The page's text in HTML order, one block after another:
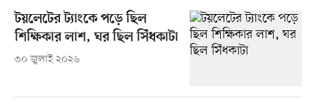
টয়লেটের ট্যাংকে পড়ে ছিল
শিক্ষিকার লাশ, ঘর ছিল সিঁধকাটা
৩০ জুলাই ২০২৬